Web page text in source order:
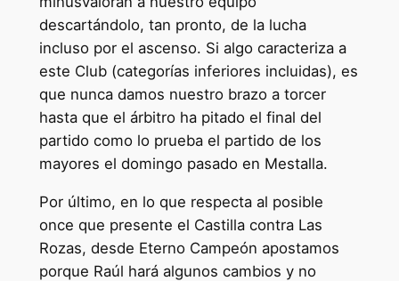
descartándolo, tan pronto, de la lucha
incluso por el ascenso. Si algo caracteriza a
este Club (categorías inferiores incluidas), es
que nunca damos nuestro brazo a torcer
hasta que el árbitro ha pitado el final del
partido como lo prueba el partido de los
mayores el domingo pasado en Mestalla.
Por último, en lo que respecta al posible
once que presente el Castilla contra Las
Rozas, desde Eterno Campeón apostamos
porque Raúl hará algunos cambios y no